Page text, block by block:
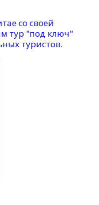
со своей
тур "под ключ"
туристов.